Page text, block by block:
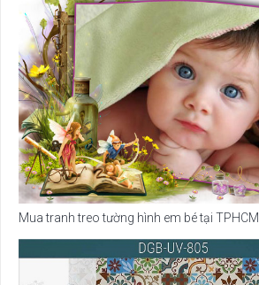
Mua tranh treo tường hình em bé tại TPHCM